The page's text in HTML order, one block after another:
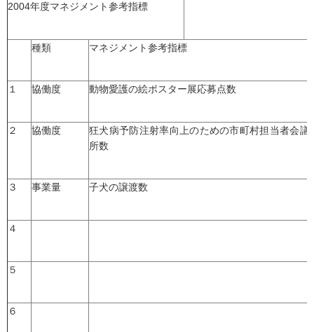
2004年度マネジメント参考指標
種類 マネジメント参考指標
１ 協働度 動物愛護の絵ポスター展応募点数
２ 協働度
狂犬病予防注射率向上のための市町村担当者会議
所数
３ 事業量 子犬の譲渡数
４
５
６